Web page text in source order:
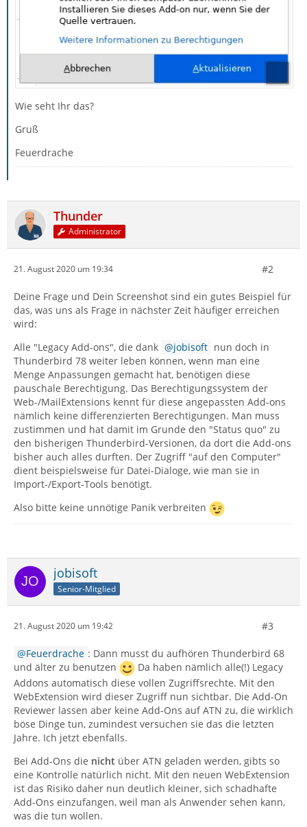
Wie seht Ihr das?
Gruß
Feuerdrache
Thunder
Administrator
21. August 2020 um 19:34 #2
Deine Frage und Dein Screenshot sind ein gutes Beispiel für
das, was uns als Frage in nächster Zeit häufiger erreichen
wird:
Alle "Legacy Add-ons", die dank
jobisoft nun doch in
Thunderbird 78 weiter leben können, wenn man eine
Menge Anpassungen gemacht hat, benötigen diese
pauschale Berechtigung. Das Berechtigungssystem der
Web-/MailExtensions kennt für diese angepassten Add-ons
nämlich keine differenzierten Berechtigungen. Man muss
zustimmen und hat damit im Grunde den "Status quo" zu
den bisherigen Thunderbird-Versionen, da dort die Add-ons
bisher auch alles durften. Der Zugriff "auf den Computer"
dient beispielsweise für Datei-Dialoge, wie man sie in
Import-/Export-Tools benötigt.
Also bitte keine unnötige Panik verbreiten
jobisoft
Senior-Mitglied
21. August 2020 um 19:42 #3
Feuerdrache : Dann musst du aufhören Thunderbird 68
und älter zu benutzen
Da haben nämlich alle(!) Legacy
Addons automatisch diese vollen Zugriffsrechte. Mit den
WebExtension wird dieser Zugriff nun sichtbar. Die Add-On
Reviewer lassen aber keine Add-Ons auf ATN zu, die wirklich
böse Dinge tun, zumindest versuchen sie das die letzten
Jahre. Ich jetzt ebenfalls.
Bei Add-Ons die nicht über ATN geladen werden, gibts so
eine Kontrolle natürlich nicht. Mit den neuen WebExtension
ist das Risiko daher nun deutlich kleiner, sich schadhafte
Add-Ons einzufangen, weil man als Anwender sehen kann,
was die tun wollen.